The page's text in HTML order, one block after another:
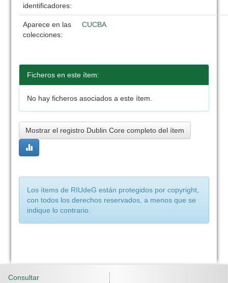
identificadores:
Aparece en las
colecciones:
CUCBA
Ficheros en este ítem:
No hay ficheros asociados a este ítem.
Mostrar el registro Dublin Core completo del ítem
Los ítems de RIUdeG están protegidos por copyright,
con todos los derechos reservados, a menos que se
indique lo contrario.
Consultar